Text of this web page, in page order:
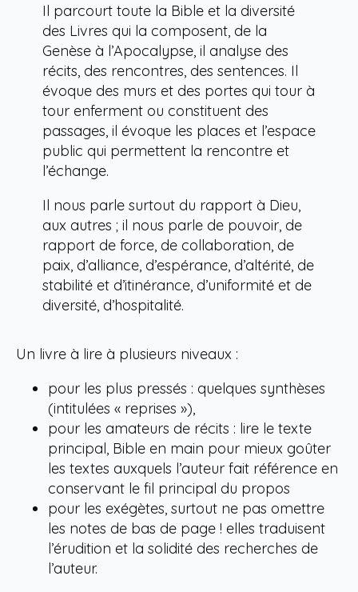
Il parcourt toute la Bible et la diversité
des Livres qui la composent, de la
Genèse à l’Apocalypse, il analyse des
récits, des rencontres, des sentences. Il
évoque des murs et des portes qui tour à
tour enferment ou constituent des
passages, il évoque les places et l’espace
public qui permettent la rencontre et
l’échange.
Il nous parle surtout du rapport à Dieu,
aux autres ; il nous parle de pouvoir, de
rapport de force, de collaboration, de
paix, d’alliance, d’espérance, d’altérité, de
stabilité et d’itinérance, d’uniformité et de
diversité, d’hospitalité.
Un livre à lire à plusieurs niveaux :
pour les plus pressés : quelques synthèses
(intitulées « reprises »),
pour les amateurs de récits : lire le texte
principal, Bible en main pour mieux goûter
les textes auxquels l’auteur fait référence en
conservant le fil principal du propos
pour les exégètes, surtout ne pas omettre
les notes de bas de page ! elles traduisent
l’érudition et la solidité des recherches de
l’auteur.